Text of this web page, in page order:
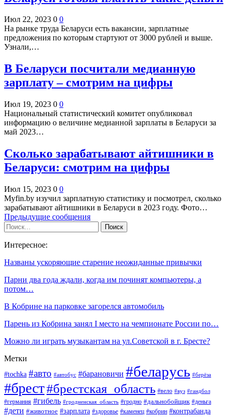
Июл 22, 2023 0 0
На рынке труда Беларуси есть вакансии, зарплатные
предложения по которым стартуют от 3000 рублей и выше.
Узнали,…
В Беларуси посчитали медианную
зарплату – смотрим на цифры
Июл 19, 2023 0 0
Национальный статистический комитет опубликовал
информацию о величине медианной зарплаты в Беларуси за
май 2023…
Сколько зарабатывают айтишники в
Беларуси: смотрим на цифры
Июл 15, 2023 0 0
Myfin.by изучил зарплатную статистику и посмотрел, сколько
зарабатывают айтишники в Беларуси в 2023 году. Фото…
Предыдущие сообщения
Интересное:
Названы ускоряющие старение неожиданные привычки
Парни два года ждали, когда им починят компьютеры, а
потом…
В Кобрине на парковке загорелся автомобиль
Парень из Кобрина занял I место на чемпионате России по…
Можно ли играть музыкантам на ул.Советской в г. Бресте?
Метки
#tochka #авто #автобус #барановичи #беларусь #берёза
#брест#брестская_область #вело #вуз #гандбол
#германия #гибель #гродненская_область #гродно #дальнобойщик #деньга
#дети #животное #зарплата #здоровье #каменец #кобрин #контрабанда